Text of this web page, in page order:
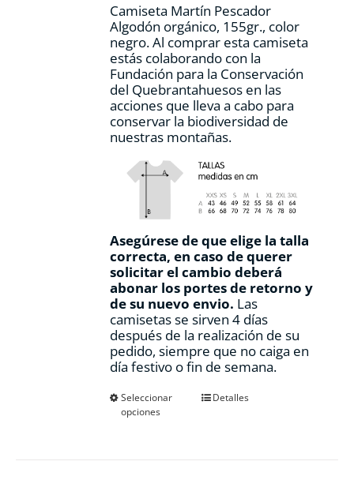
de
producto
Camiseta Martín Pescador
Algodón orgánico, 155gr., color
negro. Al comprar esta camiseta
estás colaborando con la
Fundación para la Conservación
del Quebrantahuesos en las
acciones que lleva a cabo para
conservar la biodiversidad de
nuestras montañas.
Asegúrese de que elige la talla
correcta, en caso de querer
solicitar el cambio deberá
abonar los portes de retorno y
de su nuevo envio. Las
camisetas se sirven 4 días
después de la realización de su
pedido, siempre que no caiga en
día festivo o fin de semana.
Seleccionar
opciones
EsteDetalles